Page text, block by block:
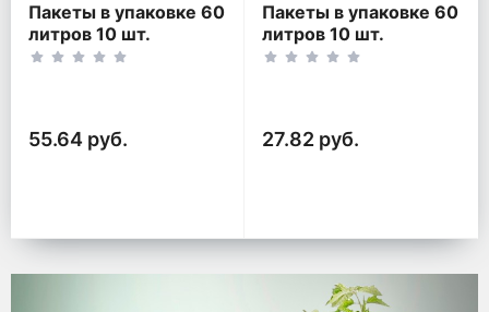
Пакеты в упаковке 60
литров 10 шт.
(10шт*2рул)
55.64 руб.
Пакеты в упаковке 60
литров 10 шт.
(10шт*1рул)
27.82 руб.